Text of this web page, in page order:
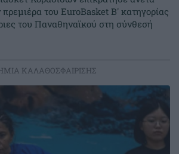
πρεμιέρα του EuroBasket Β' κατηγορίας
του Παναθηναϊκού στη σύνθεσή
ΚΑΛΑΘΟΣΦΑΙΡΙΣΗΣ